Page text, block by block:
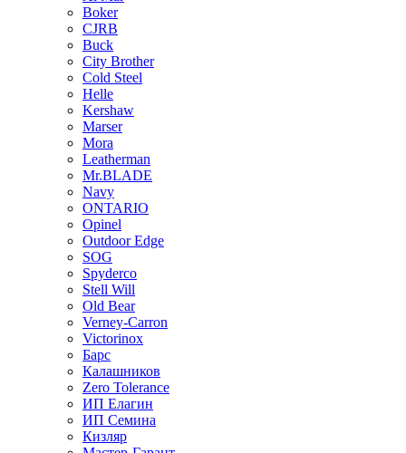
Boker
CJRB
Buck
City Brother
Cold Steel
Helle
Kershaw
Marser
Mora
Leatherman
Mr.BLADE
Navy
ONTARIO
Opinel
Outdoor Edge
SOG
Spyderco
Stell Will
Old Bear
Verney-Carron
Victorinox
Барс
Калашников
Zero Tolerance
ИП Елагин
ИП Семина
Кизляр